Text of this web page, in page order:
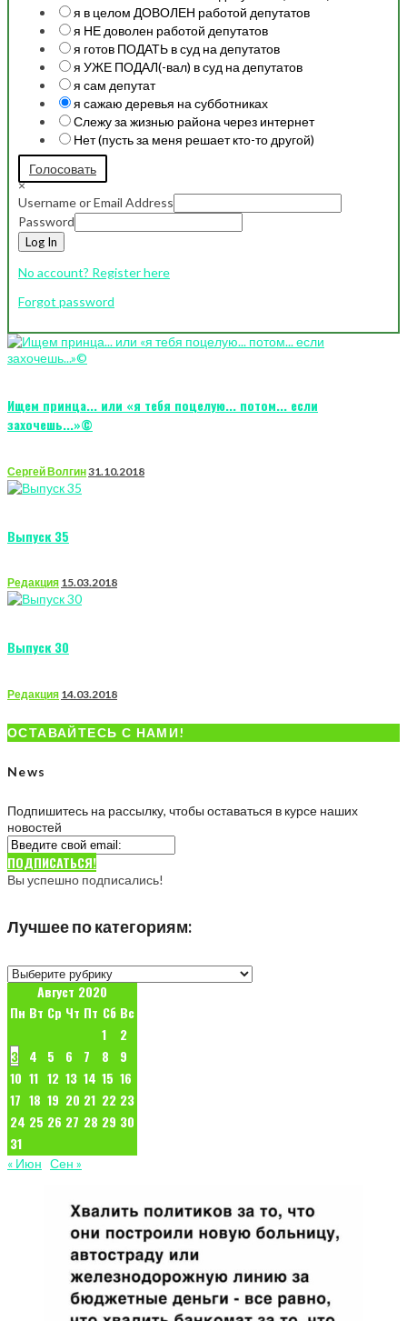
я в целом ДОВОЛЕН работой депутатов
я НЕ доволен работой депутатов
я готов ПОДАТЬ в суд на депутатов
я УЖЕ ПОДАЛ(-вал) в суд на депутатов
я сам депутат
я сажаю деревья на субботниках
Слежу за жизнью района через интернет
Нет (пусть за меня решает кто-то другой)
Голосовать
×
Username or Email Address
Password
Log In
No account? Register here
Forgot password
Ищем принца... или «я тебя поцелую... потом... если
захочешь...»©
Сергей Волгин31.10.2018
Выпуск 35
Редакция 15.03.2018
Выпуск 30
Редакция 14.03.2018
ОСТАВАЙТЕСЬ С НАМИ!
News
Подпишитесь на рассылку, чтобы оставаться в курсе наших
новостей
ПОДПИСАТЬСЯ!
Вы успешно подписались!
Лучшее по категориям:
Лучшее
категориям:
Август 2020
Пн Вт Ср Чт Пт Сб Вс
1
2
3
4 5 6 7 8
9
10 11 12 13 14 15 16
17 18 19 20 21 22 23
24 25 26 27 28 29 30
31
« Июн Сен »